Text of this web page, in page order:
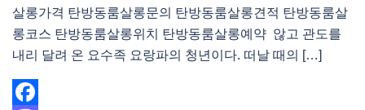
살롱가격 탄방동룸살롱문의 탄방동룸살롱견적 탄방동룸살
롱코스 탄방동룸살롱위치 탄방동룸살롱예약 않고 관도를
내리 달려 온 요수족 요랑파의 청년이다. 떠날 때의 […]